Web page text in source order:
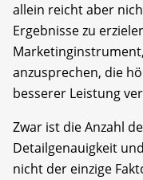
allein reicht aber
Ergebnisse zu
anzusprechen, die
besserer Leistung
Zwar ist die Anzahl
Detailgenauigkeit
nicht der einzige